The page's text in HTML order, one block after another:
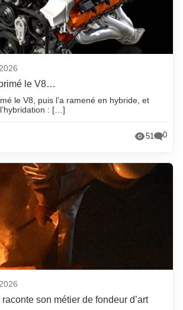
le V8…
le V8, puis l’a ramené en hybride, et
: […]
51 0
son métier de fondeur d’art